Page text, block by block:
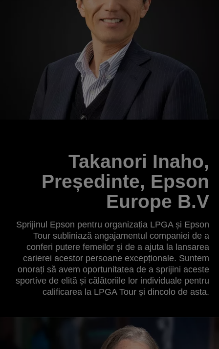
Takanori Inaho,
Președinte, Epson
Europe B.V
Sprijinul Epson pentru organizația LPGA și Epson
Tour subliniază angajamentul companiei de a
conferi putere femeilor și de a ajuta la lansarea
carierei acestor persoane excepționale. Suntem
onorați să avem oportunitatea de a sprijini aceste
sportive de elită și călătoriile lor individuale pentru
calificarea la LPGA Tour și dincolo de asta.